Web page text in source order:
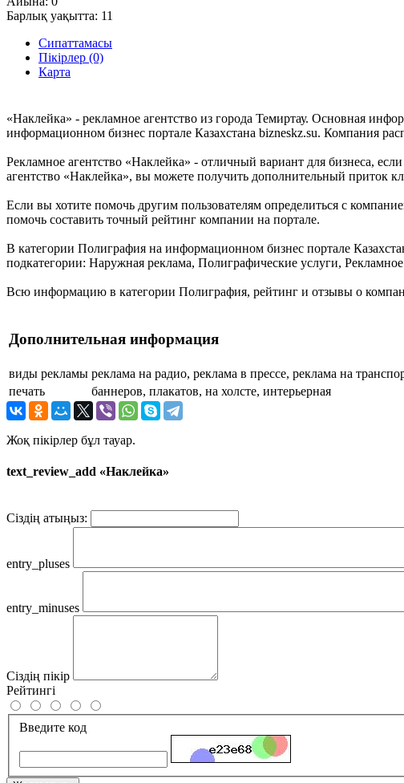
Барлық уақытта: 11
Сипаттамасы
Пікірлер (0)
Карта
«Наклейка» - рекламное агентство из города Темиртау. Основная
информационном бизнес портале Казахстана bizneskz.su. Компания
Рекламное агентство «Наклейка» - отличный вариант для бизнеса,
агентство «Наклейка», вы можете получить дополнительный приток
Если вы хотите помочь другим пользователям определиться с
помочь составить точный рейтинг компании на портале.
В категории Полиграфия на информационном бизнес портале
подкатегории: Наружная реклама, Полиграфические услуги,
Всю информацию в категории Полиграфия, рейтинг и отзывы о
Дополнительная информация
виды рекламы реклама на радио, реклама в прессе, реклама на
печать
баннеров, плакатов, на холсте, интерьерная
Жоқ пікірлер бұл тауар.
text_review_add «Наклейка»
Сіздің атыңыз:
entry_pluses
entry_minuses
Сіздің пікір
Рейтингі
Введите код